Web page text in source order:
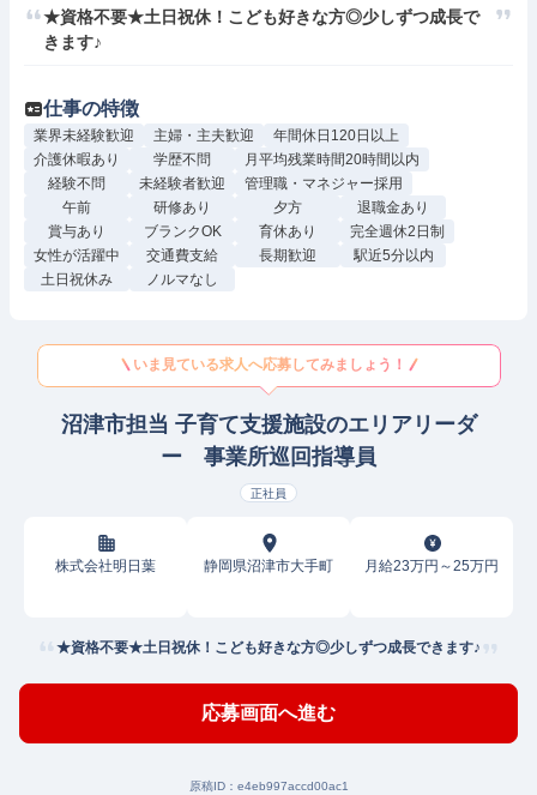
★資格不要★土日祝休！こども好きな方◎少しずつ成長で
きます♪
仕事の特徴
業界未経験歓迎 主婦・主夫歓迎
年間休日120日以上
介護休暇あり
学歴不問
月平均残業時間20時間以内
経験不問
未経験者歓迎
管理職・マネジャー採用
午前
研修あり 夕方
退職金あり
賞与あり
ブランクOK 育休あり
完全週休2日制
女性が活躍中
交通費支給 長期歓迎
駅近5分以内
土日祝休み
ノルマなし
いま見ている求人へ応募してみましょう！
沼津市担当 子育て支援施設のエリアリーダ
ー 事業所巡回指導員
正社員
株式会社明日葉 静岡県沼津市大手町 月給23万円～25万円
★資格不要★土日祝休！こども好きな方◎少しずつ成長できます♪
応募画面へ進む
原稿ID： e4eb997accd00ac1